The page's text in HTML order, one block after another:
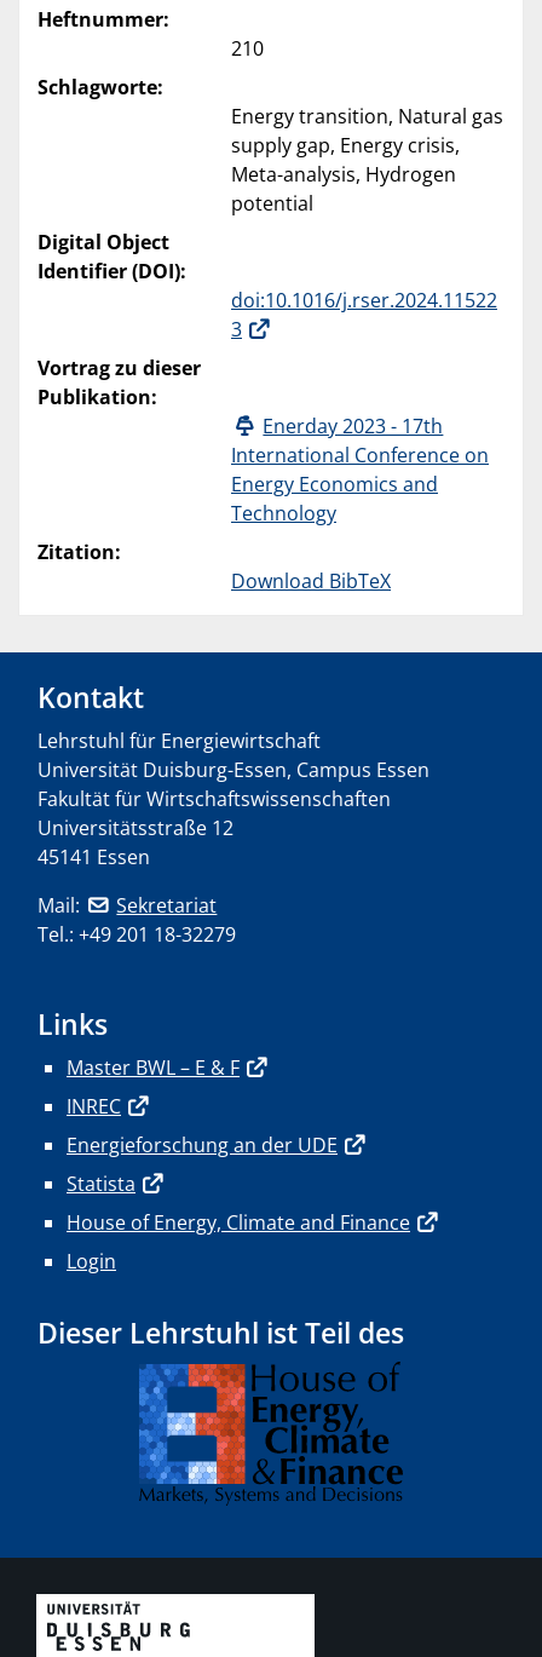
Heftnummer:
210
Schlagworte:
Energy transition, Natural gas
supply gap, Energy crisis,
Meta-analysis, Hydrogen
potential
Digital Object
Identifier (DOI):
doi:10.1016/j.rser.2024.11522
3
Vortrag zu dieser
Publikation:
Enerday 2023 - 17th
International Conference on
Energy Economics and
Technology
Zitation:
Download BibTeX
Kontakt
Lehrstuhl für Energiewirtschaft
Universität Duisburg-Essen, Campus Essen
Fakultät für Wirtschaftswissenschaften
Universitätsstraße 12
45141 Essen
Mail:
Sekretariat
Tel.: +49 201 18-32279
Links
Master BWL – E & F
INREC
Energieforschung an der UDE
Statista
House of Energy, Climate and Finance
Login
Dieser Lehrstuhl ist Teil des